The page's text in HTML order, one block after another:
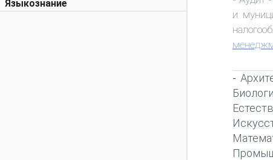
Языкознание
и
-